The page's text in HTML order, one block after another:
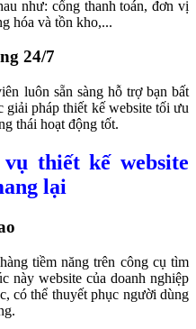
như: cổng thanh toán, đơn vị
hóa và tồn kho,...
24/7
luôn sẵn sàng hỗ trợ bạn bất
giải phápthiết kế websitetối ưu
thái hoạt động tốt.
thiết kế website
lại
tiềm năng trên công cụ tìm
này website của doanh nghiệp
có thể thuyết phục người dùng